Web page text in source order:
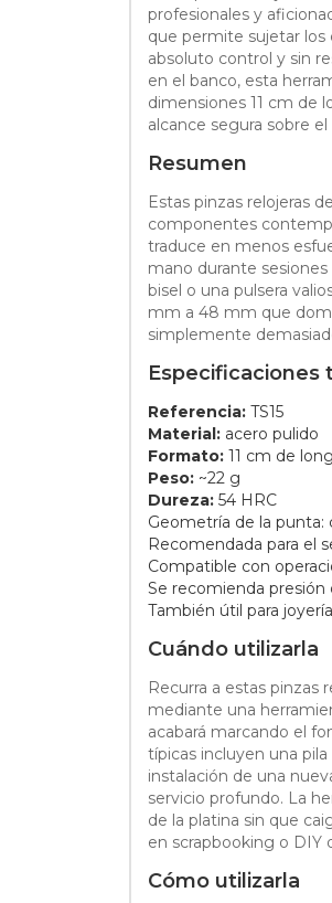
profesionales y
que permite sujetar los
absoluto control y sin
en el banco, esta
dimensiones 11 cm de
alcance segura sobre
Resumen
Estas pinzas relojeras
componentes
traduce en menos
mano durante
bisel o una pulsera
mm a 48 mm que
simplemente
Especificaciones
Referencia: TS15
Material: acero pulido
Formato: 11 cm de
Peso: ~22 g
Dureza: 54 HRC
Geometría de la punta:
Recomendada para el
Compatible con
Se recomienda
También útil para
Cuándo utilizarla
Recurra a estas pinzas
mediante una
acabará marcando el
típicas incluyen una
instalación de una
servicio profundo. La
de la platina sin que
en scrapbooking o DIY
Cómo utilizarla